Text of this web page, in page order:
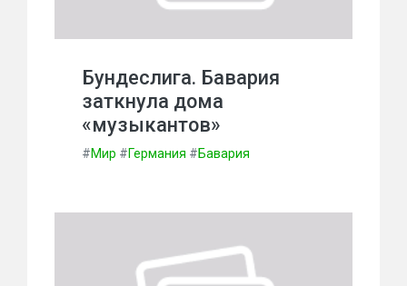
Бундеслига. Бавария
заткнула дома
«музыкантов»
#Мир #Германия #Бавария